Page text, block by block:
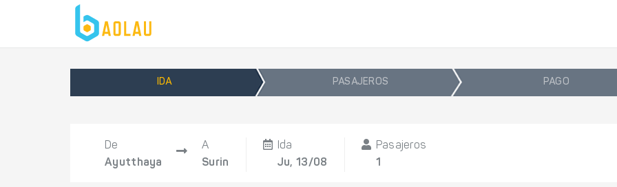
IDA PASAJEROS PAGO
De
Ayutthaya
A
Surin
Ida
Ju, 13/08
Pasajeros
1